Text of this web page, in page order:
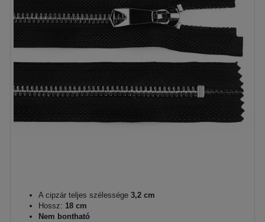
A cipzár teljes szélessége 3,2 cm
Hossz: 18 cm
Nem bontható